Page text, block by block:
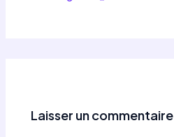
Laisser un commentaire